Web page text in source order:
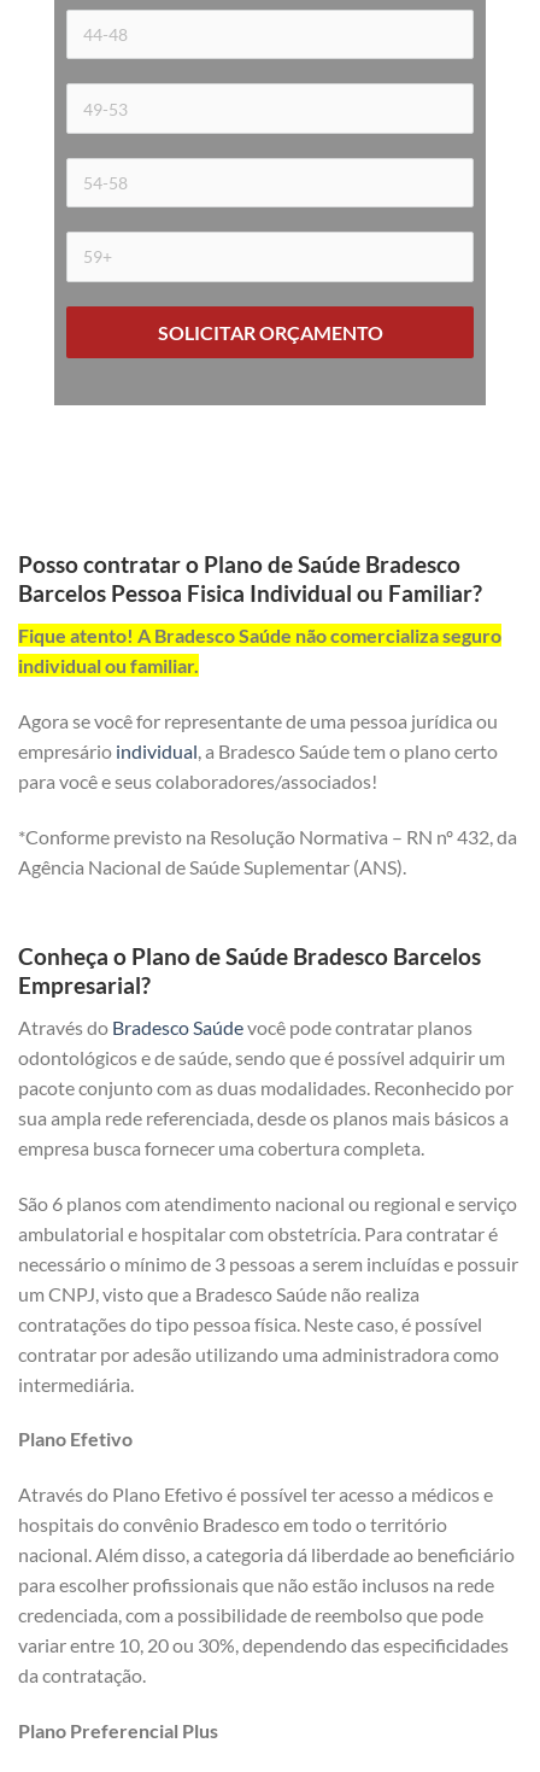
SOLICITAR ORÇAMENTO
Posso contratar o Plano de Saúde Bradesco
Barcelos Pessoa Fisica Individual ou Familiar?
Fique atento! A Bradesco Saúde não comercializa seguro
individual ou familiar.
Agora se você for representante de uma pessoa jurídica ou
empresário individual , a Bradesco Saúde tem o plano certo
para você e seus colaboradores/associados!
*Conforme previsto na Resolução Normativa – RN nº 432, da
Agência Nacional de Saúde Suplementar (ANS).
Conheça o Plano de Saúde Bradesco Barcelos
Empresarial?
Através do Bradesco Saúdevocê pode contratar planos
odontológicos e de saúde, sendo que é possível adquirir um
pacote conjunto com as duas modalidades. Reconhecido por
sua ampla rede referenciada, desde os planos mais básicos a
empresa busca fornecer uma cobertura completa.
São 6 planos com atendimento nacional ou regional e serviço
ambulatorial e hospitalar com obstetrícia. Para contratar é
necessário o mínimo de 3 pessoas a serem incluídas e possuir
um CNPJ, visto que a Bradesco Saúde não realiza
contratações do tipo pessoa física. Neste caso, é possível
contratar por adesão utilizando uma administradora como
intermediária.
Plano Efetivo
Através do Plano Efetivo é possível ter acesso a médicos e
hospitais do convênio Bradesco em todo o território
nacional. Além disso, a categoria dá liberdade ao beneficiário
para escolher profissionais que não estão inclusos na rede
credenciada, com a possibilidade de reembolso que pode
variar entre 10, 20 ou 30%, dependendo das especificidades
da contratação.
Plano Preferencial Plus